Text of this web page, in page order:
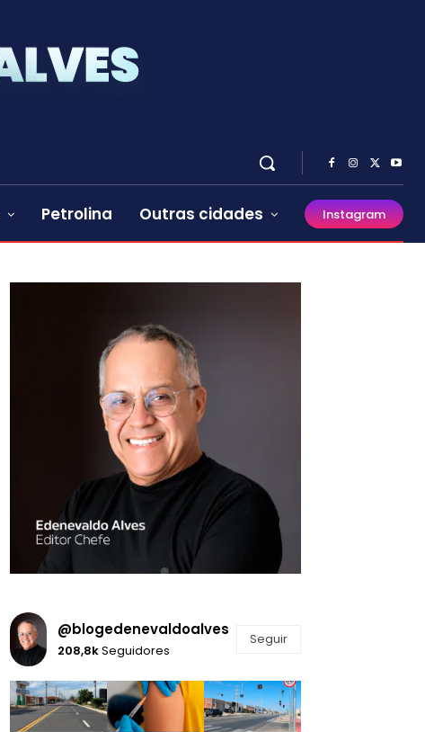
Petrolina Outras cidades Instagram
@blogedenevaldoalves
208,8kSeguidores
Seguir